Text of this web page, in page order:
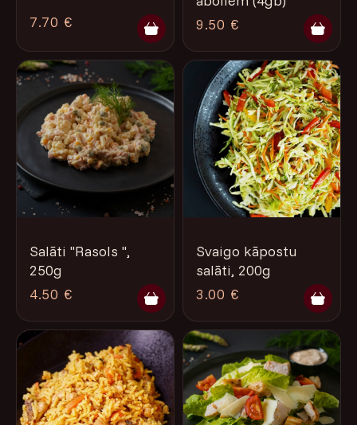
7.70 €
9.50 €
Salāti ''Rasols '',
250g
4.50 €
Svaigo kāpostu
salāti, 200g
3.00 €